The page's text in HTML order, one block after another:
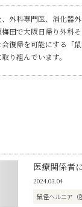
外科専門医、消化器
田で大阪日帰り外科
復帰を可能にする「
り組んでいます。
医療関係者
2024.03.04
鼠径ヘルニア（